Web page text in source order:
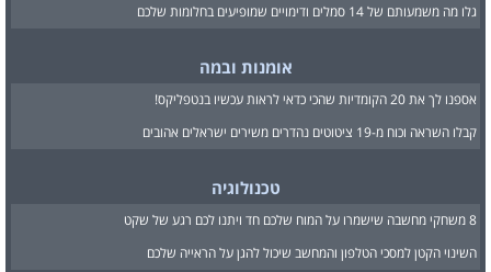
גלו מה משמעותם של 14 סמלים ודימויים שמופיעים בחלומות שלכם
אומנות ובמה
אספנו לך את 20 הקומדיות שהכי כדאי לראות עכשיו בנטפליקס!
קבלו השראה וכוח מ-19 ציטוטים נהדרים משירים ישראלים אהובים
טכנולוגיה
8 משחקי מחשבה שישמרו על המוח שלכם חד ויתנו לכם רגע של שקט
השינוי הקטן למסכי הטלפון והמחשב שיכול להגן על הראייה שלכם